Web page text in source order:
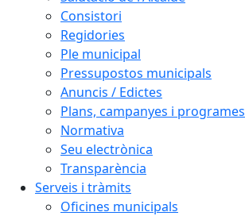
Consistori
Regidories
Ple municipal
Pressupostos municipals
Anuncis / Edictes
Plans, campanyes i programes
Normativa
Seu electrònica
Transparència
Serveis i tràmits
Oficines municipals